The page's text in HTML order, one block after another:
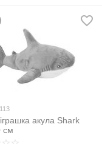
акула Shark
см